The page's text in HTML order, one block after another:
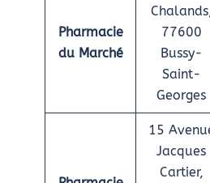
Pharmacie
du Marché
Chalands,
77600
Bussy-
Saint-
Georges
15
Jacques
Cartier,